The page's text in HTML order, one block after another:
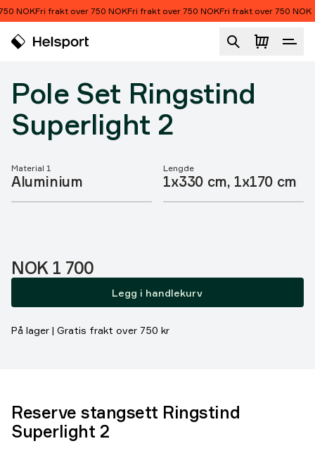
Hopp til innhold
NOKFri frakt over 750 NOKFri frakt over 750 NOKFri frakt over 750 NOK
Pole Set Ringstind
Superlight 2
Produktegenskaper
Material 1
Aluminium
Lengde
1x330 cm, 1x170 cm
Pris:
NOK 1 700
Legg i handlekurv
På lager | Gratis frakt over 750 kr
Reserve stangsett Ringstind
Superlight 2